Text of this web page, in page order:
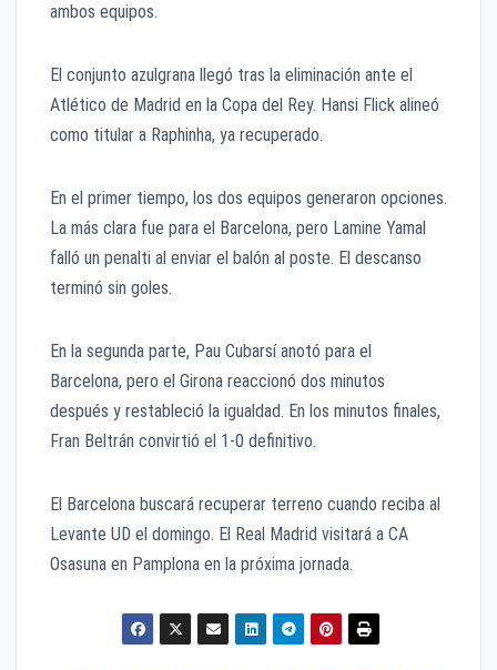
ambos equipos.
El conjunto azulgrana llegó tras la eliminación ante el
Atlético de Madrid en la Copa del Rey. Hansi Flick alineó
como titular a Raphinha, ya recuperado.
En el primer tiempo, los dos equipos generaron opciones.
La más clara fue para el Barcelona, pero Lamine Yamal
falló un penalti al enviar el balón al poste. El descanso
terminó sin goles.
En la segunda parte, Pau Cubarsí anotó para el
Barcelona, pero el Girona reaccionó dos minutos
después y restableció la igualdad. En los minutos finales,
Fran Beltrán convirtió el 1-0 definitivo.
El Barcelona buscará recuperar terreno cuando reciba al
Levante UD el domingo. El Real Madrid visitará a CA
Osasuna en Pamplona en la próxima jornada.